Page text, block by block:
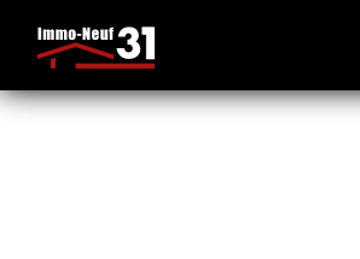
Accueil|Immobilier Neuf Auzeville